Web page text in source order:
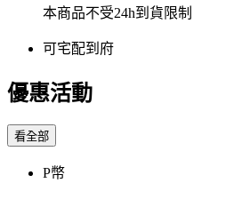
本商品不受24h到貨限制
可宅配到府
優惠活動
看全部
P幣